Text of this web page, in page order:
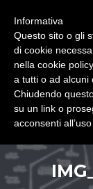
Informativa
Questo sito o gli
di cookie
nella cookie
a tutti o ad alcuni
Chiudendo
su un link o
acconsenti